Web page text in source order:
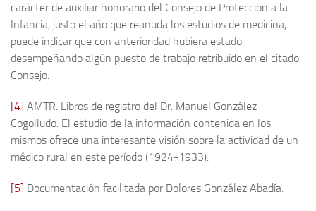
carácter de auxiliar honorario del Consejo de Protección a la
Infancia, justo el año que reanuda los estudios de medicina,
puede indicar que con anterioridad hubiera estado
desempeñando algún puesto de trabajo retribuido en el citado
Consejo.
[4] AMTR. Libros de registro del Dr. Manuel González
Cogolludo. El estudio de la información contenida en los
mismos ofrece una interesante visión sobre la actividad de un
médico rural en este período (1924-1933).
[5] Documentación facilitada por Dolores González Abadía.